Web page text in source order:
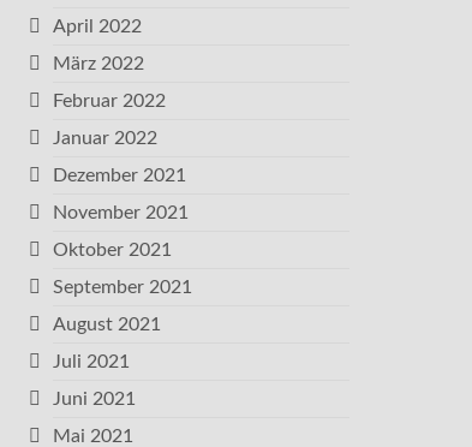
April 2022
März 2022
Februar 2022
Januar 2022
Dezember 2021
November 2021
Oktober 2021
September 2021
August 2021
Juli 2021
Juni 2021
Mai 2021